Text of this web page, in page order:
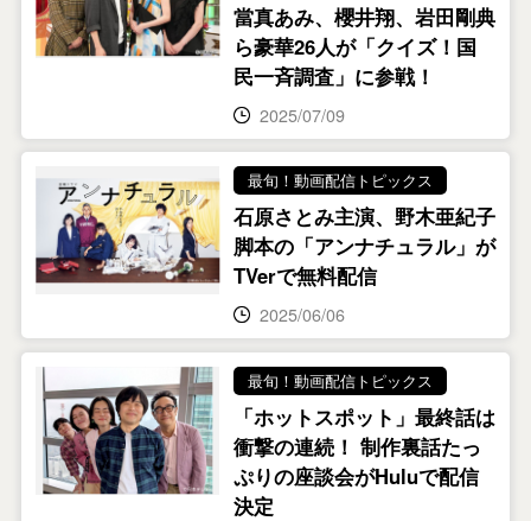
當真あみ、櫻井翔、岩田剛典
ら豪華26人が「クイズ！国
民一斉調査」に参戦！
2025/07/09
最旬！動画配信トピックス
石原さとみ主演、野木亜紀子
脚本の「アンナチュラル」が
TVerで無料配信
2025/06/06
最旬！動画配信トピックス
「ホットスポット」最終話は
衝撃の連続！ 制作裏話たっ
ぷりの座談会がHuluで配信
決定